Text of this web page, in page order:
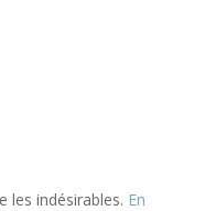
les indésirables. En